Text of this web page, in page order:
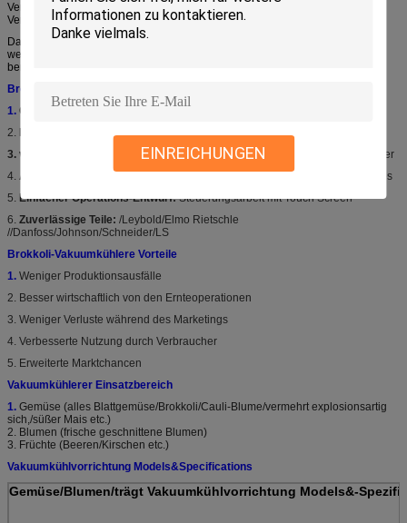
EINREICHUNGEN
Verarbeitungsdaten werden im System gesammelt, und alle relevanten
Verarbeitungsparameter können auf der Anzeige gesehen werden.
Das Vakuumkühlungssystem kann mit einem Stoß auf dem Knopf begonnen
werden! Die Notenbildschirmanzeige ist sehr einfach zu benützen und
benutzerfreundlich. Das Menü wird in der Regionalsprache geliefert.
Brokkoli-Vakuumkühlere Eigenschaften
1. Grünes Abkühlen:Energiesparende &Optimal Kühlleistung
2. Radily Abkühlen:
Von 30°C zu 3°C in 20-30 Minuten
3. verlängern Sie Haltbarkeitsdauer:Aufenthalts-Frische und Nahrung länger
4. Accurated-Steuerung:Plc-Mähdrescher mit empfindlichen sensors&valves
5. Einfacher Operations-Entwurf:Steuerungsarbeit mit Touch Screen
6. Zuverlässige Teile: /Leybold/Elmo Rietschle
//Danfoss/Johnson/Schneider/LS
Brokkoli-Vakuumkühlere Vorteile
1. Weniger Produktionsausfälle
2. Besser wirtschaftlich von den Ernteoperationen
3. Weniger Verluste während des Marketings
4. Verbesserte Nutzung durch Verbraucher
5. Erweiterte Marktchancen
Vakuumkühlerer Einsatzbereich
1. Gemüse (alles Blattgemüse/Brokkoli/Cauli-Blume/vermehrt explosionsartig
sich,/süßer Mais etc.)
2. Blumen (frische geschnittene Blumen)
3. Früchte (Beeren/Kirschen etc.)
Vakuumkühlvorrichtung Models&Specifications
Gemüse/Blumen/trägt Vakuumkühlvorrichtung Models&-